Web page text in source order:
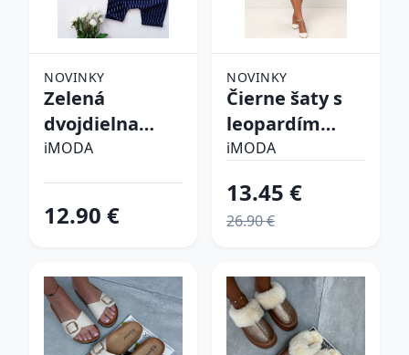
NOVINKY
Zelená
dvojdielna
bavlnená
iMODA
12.90 €
NOVINKY
Čierne šaty s
leopardím
vzorom
iMODA
13.45 €
26.90 €